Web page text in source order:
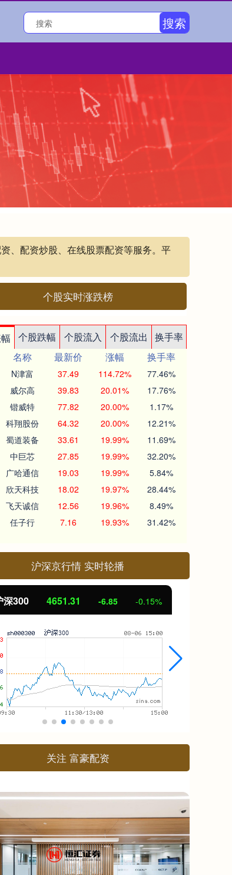
搜索
、配资炒股、在线股票配资等服务。平
个股实时涨跌榜
个股跌幅 个股流入 个股流出
换手率
名称 最新价 涨幅
换手率
N津富 37.49 114.72% 77.46%
威尔高 39.83 20.01% 17.76%
锴威特 77.82 20.00% 1.17%
科翔股份 64.32 20.00% 12.21%
蜀道装备 33.61 19.99% 11.69%
中巨芯 27.85 19.99% 32.20%
广哈通信 19.03 19.99% 5.84%
欣天科技 18.02 19.97% 28.44%
飞天诚信 12.56 19.96% 8.49%
任子行 7.16 19.93% 31.42%
沪深京行情 实时轮播
北证50 1122.88 3.42 0.30%
关注 富豪配资